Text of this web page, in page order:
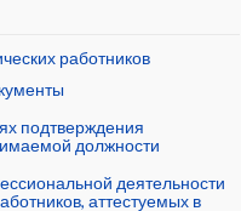
работников
подтверждения
должности
деятельности
аттестуемых в